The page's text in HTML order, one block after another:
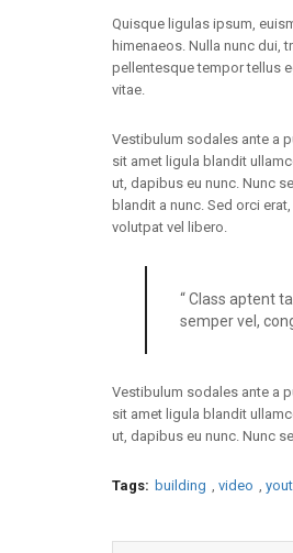
Quisque ligulas ipsum,
himenaeos. Nulla nunc dui,
pellentesque tempor tellus
vitae.
Vestibulum sodales ante a
sit amet ligula blandit
ut, dapibus eu nunc. Nunc
blandit a nunc. Sed orci
volutpat vel libero.
“ Class aptent
semper vel,
Vestibulum sodales ante a
sit amet ligula blandit
ut, dapibus eu nunc. Nunc
Tags: building , video ,